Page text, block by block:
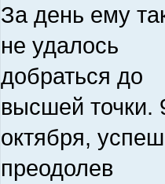
За день ему
не удалось
добраться до
высшей точки.
октября,
преодолев